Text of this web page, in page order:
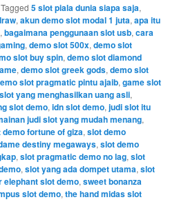
Tagged 5 slot piala dunia siapa saja,
,akun demo slot modal 1 juta,apa itu
,bagaimana penggunaan slot usb,cara
,demo slot 500x,demo slot
slot buy spin,demo slot diamond
,demo slot greek gods,demo slot
slot pragmatic pintu ajaib,game slot
yang menghasilkan uang asli,
slot demo,idn slot demo,judi slot itu
judi slot yang mudah menang,
demo fortune of giza,slot demo
destiny megaways,slot demo
,slot pragmatic demo no lag,slot
,slot yang ada dompet utama,slot
elephant slot demo,sweet bonanza
slot demo,the hand midas slot